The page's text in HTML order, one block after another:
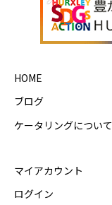
HOME
ブログ
ケータリングについて
マイアカウント
ログイン